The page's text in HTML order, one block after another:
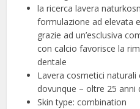
la ricerca lavera
formulazione ad elevata
grazie ad un’esclusiva
con calcio favorisce la
dentale
Lavera cosmetici
dovunque – oltre 25 anni
Skin type: combination